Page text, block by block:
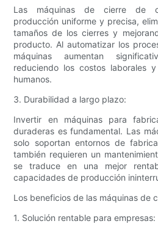
Las máquinas de cierre de
producción uniforme y precisa,
tamaños de los cierres y
producto. Al automatizar los
máquinas aumentan
reduciendo los costos laborales
humanos.
3. Durabilidad a largo plazo:
Invertir en máquinas para
duraderas es fundamental. Las
solo soportan entornos de
también requieren un
se traduce en una mejor
capacidades de producción
Los beneficios de las máquinas de
1. Solución rentable para empresas: